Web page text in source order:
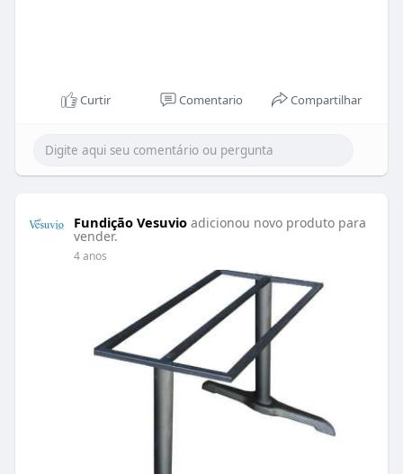
Curtir Comentario Compartilhar
Fundição Vesuvio adicionou novo produto para
vender.
4 anos